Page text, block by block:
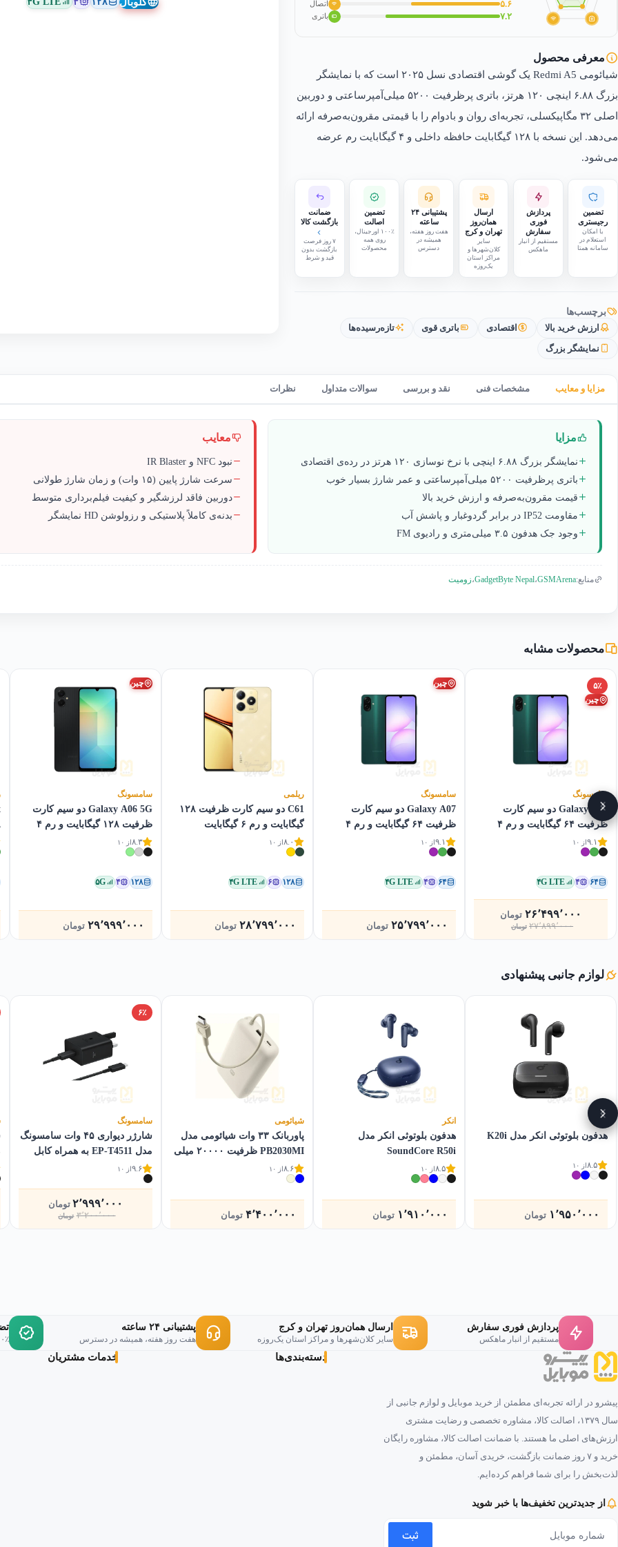
۵.۶ اتصال
۷.۲ باتری
معرفی محصول
شیائومی Redmi A5 یک گوشی اقتصادی نسل ۲۰۲۵ است که با نمایشگر
بزرگ ۶.۸۸ اینچی ۱۲۰ هرتز، باتری پرظرفیت ۵۲۰۰ میلی‌آمپرساعتی و دوربین
اصلی ۳۲ مگاپیکسلی، تجربه‌ای روان و بادوام را با قیمتی مقرون‌به‌صرفه ارائه
می‌دهد. این نسخه با ۱۲۸ گیگابایت حافظه داخلی و ۴ گیگابایت رم عرضه
می‌شود.
تضمین
رجیستری
با امکان
استعلام در
سامانه همتا
پردازش
فوری
سفارش
مستقیم از انبار
ماهکس
ارسال
همان‌روز
تهران و کرج
سایر
کلان‌شهرها و
مراکز استان
یک‌روزه
پشتیبانی ۲۴
ساعته
هفت روز هفته،
همیشه در
دسترس
تضمین
اصالت
۱۰۰٪ اورجینال،
روی همه
محصولات
ضمانت
بازگشت کالا
۷ روز فرصت
بازگشت بدون
قید و شرط
برچسب‌ها
ارزش خرید بالا
اقتصادی باتری قوی
تازه‌رسیده‌ها
نمایشگر بزرگ
مزایا و معایب مشخصات فنی نقد و بررسی سوالات متداول نظرات
مزایا
نمایشگر بزرگ ۶.۸۸ اینچی با نرخ نوسازی ۱۲۰ هرتز در رده‌ی اقتصادی
باتری پرظرفیت ۵۲۰۰ میلی‌آمپرساعتی و عمر شارژ بسیار خوب
قیمت مقرون‌به‌صرفه و ارزش خرید بالا
مقاومت IP52 در برابر گردوغبار و پاشش آب
وجود جک هدفون ۳.۵ میلی‌متری و رادیوی FM
معایب
نبود NFC و IR Blaster
سرعت شارژ پایین (۱۵ وات) و زمان شارژ طولانی
دوربین فاقد لرزشگیر و کیفیت فیلم‌برداری متوسط
بدنه‌ی کاملاً پلاستیکی و رزولوشن HD نمایشگر
منابع:GSMArena،GadgetByte Nepal،زومیت
محصولات مشابه
۵٪
چین
سامسونگ
Galaxy A07 دو سیم کارت
ظرفیت ۶۴ گیگابایت و رم ۴
گیگابایت
۹.۱از ۱۰
۶۴ ۴ ۴G LTE
۲۷٬۸۹۹٬۰۰۰ تومان
قیمت
۲۶٬۴۹۹٬۰۰۰ تومان
قیمت
چین
سامسونگ
Galaxy A07 دو سیم کارت
ظرفیت ۶۴ گیگابایت و رم ۴
گیگابایت
۹.۱از ۱۰
۶۴ ۴ ۴G LTE
۲۵٬۷۹۹٬۰۰۰ تومان
ریلمی
C61 دو سیم کارت ظرفیت ۱۲۸
گیگابایت و رم ۶ گیگابایت
۸.۰از ۱۰
۱۲۸ ۶ ۴G LTE
۲۸٬۷۹۹٬۰۰۰ تومان
چین
سامسونگ
Galaxy A06 5G دو سیم کارت
ظرفیت ۱۲۸ گیگابایت و رم ۴
گیگابایت
۸.۳از ۱۰
۱۲۸ ۴ ۵G
۲۹٬۹۹۹٬۰۰۰ تومان
لوازم جانبی پیشنهادی
انکر
هدفون بلوتوثی انکر مدل K20i
۸.۵از ۱۰
۱٬۹۵۰٬۰۰۰ تومان
انکر
هدفون بلوتوثی انکر مدل
SoundCore R50i
۸.۵از ۱۰
۱٬۹۱۰٬۰۰۰ تومان
شیائومی
پاوربانک ۳۳ وات شیائومی مدل
PB2030MI ظرفیت ۲۰۰۰۰ میلی
آمپر ساعت
۸.۶از ۱۰
۴٬۴۰۰٬۰۰۰ تومان
۶٪
سامسونگ
شارژر دیواری ۴۵ وات سامسونگ
مدل EP-T4511 به همراه کابل
Type-C
۹.۶از ۱۰
۳٬۲۰۰٬۰۰۰ تومان
قیمت
۲٬۹۹۹٬۰۰۰ تومان
قیمت
پردازش فوری سفارش
مستقیم از انبار ماهکس
ارسال همان‌روز تهران و کرج
سایر کلان‌شهرها و مراکز استان یک‌روزه
پشتیبانی ۲۴ ساعته
هفت روز هفته، همیشه در دسترس ۱۰۰٪ اورجینال،
پیشرو در ارائه تجربه‌ای مطمئن از خرید موبایل و لوازم جانبی از
سال ۱۳۷۹، اصالت کالا، مشاوره تخصصی و رضایت مشتری
ارزش‌های اصلی ما هستند. با ضمانت اصالت کالا، مشاوره رایگان
خرید و ۷ روز ضمانت بازگشت، خریدی آسان، مطمئن و
لذت‌بخش را برای شما فراهم کرده‌ایم.
از جدیدترین تخفیف‌ها با خبر شوید
ثبت
دسته‌بندی‌ها خدمات مشتریان